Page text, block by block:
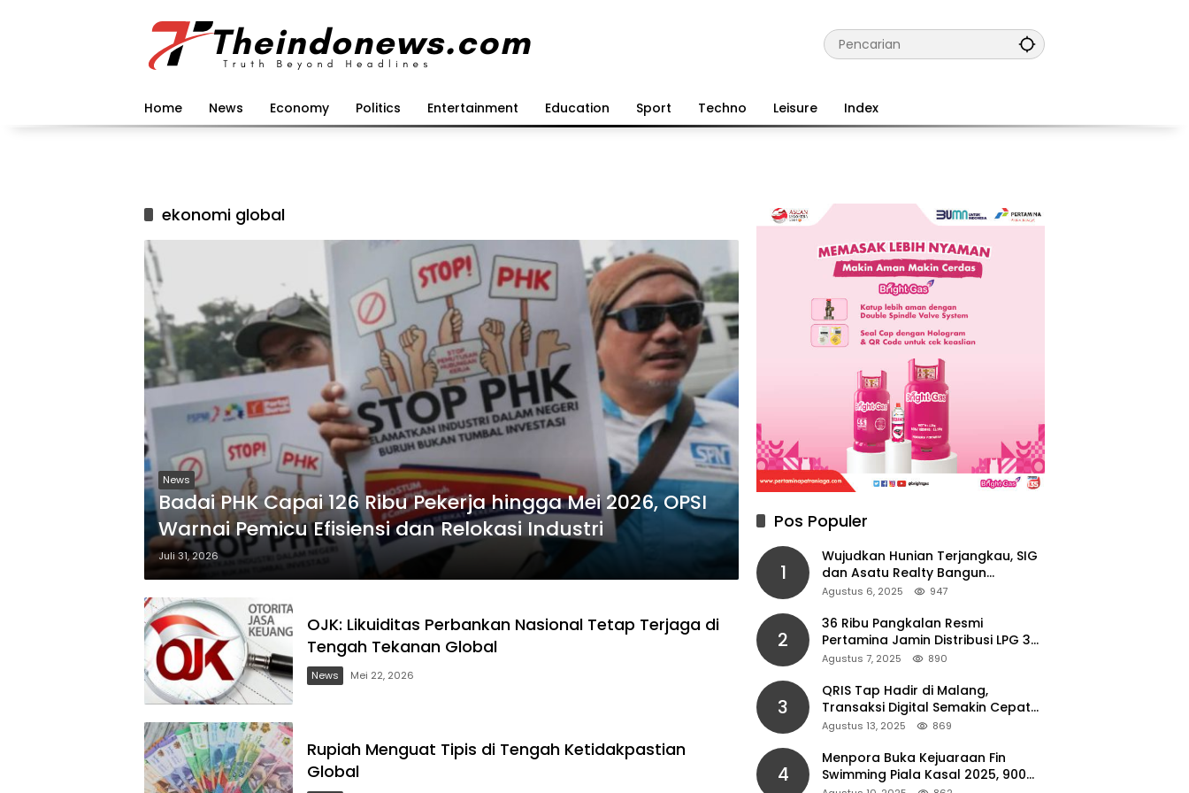
Home News Economy Politics Entertainment Education Sport Techno Leisure Index
ekonomi global
News
Badai PHK Capai 126 Ribu Pekerja hingga Mei 2026, OPSI
Warnai Pemicu Efisiensi dan Relokasi Industri
Juli 31, 2026
OJK: Likuiditas Perbankan Nasional Tetap Terjaga di
Tengah Tekanan Global
News Mei 22, 2026
Rupiah Menguat Tipis di Tengah Ketidakpastian
Global
Pos Populer
1
Wujudkan Hunian Terjangkau, SIG
dan Asatu Realty Bangun
Perumahan di Cianjur
Agustus 6, 2025 947
2
36 Ribu Pangkalan Resmi
Pertamina Jamin Distribusi LPG 3
Kg Aman di Jawa Timur
Agustus 7, 2025 890
3
QRIS Tap Hadir di Malang,
Transaksi Digital Semakin Cepat
dan Mudah dengan Teknologi NFC
Agustus 13, 2025 869
4
Menpora Buka Kejuaraan Fin
Swimming Piala Kasal 2025, 900